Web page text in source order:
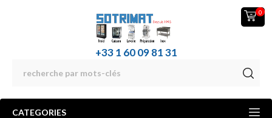
0
+33 1 60 09 81 31
CATEGORIES